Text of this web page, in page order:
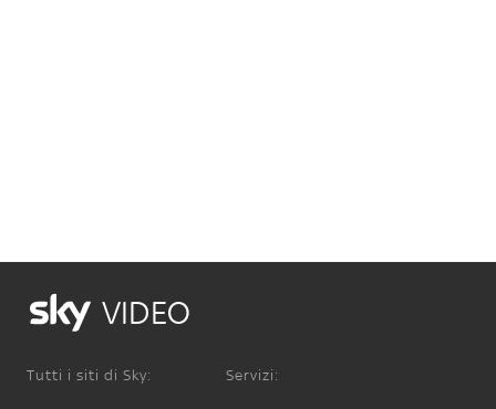
VIDEO
Tutti i siti di Sky: Servizi: